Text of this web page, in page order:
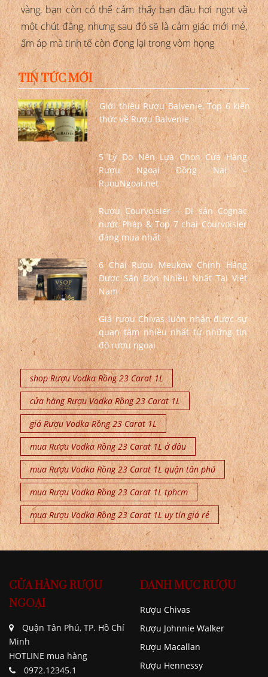
vàng, bạn còn có thể cảm thấy ban đầu hơi ngọt và
một chút đắng, nhưng sau đó sẽ là cảm giác mới mẻ,
ấm áp mà tinh tế còn đọng lại trong vòm họng
TIN TỨC MỚI
Giới thiệu Rượu Balvenie, Top 6 kiến
thức về Rượu Balvenie
5 Lý Do Nên Lựa Chọn Cửa Hàng
Rượu Ngoại Đồng Nai –
RuouNgoai.net
Rượu Courvoisier – Di sản Cognac
nước Pháp & Top 7 chai Courvoisier
đáng mua nhất
6 Chai Rượu Meukow Chính Hãng
Được Săn Đón Nhiều Nhất Tại Việt
Nam
Giá rượu Chivas luôn nhận được sự
quan tâm nhiều nhất từ những tín
đồ rượu ngoại
shop Rượu Vodka Rồng 23 Carat 1L
cửa hàng Rượu Vodka Rồng 23 Carat 1L
giá Rượu Vodka Rồng 23 Carat 1L
mua Rượu Vodka Rồng 23 Carat 1L ở đâu
mua Rượu Vodka Rồng 23 Carat 1L quận tân phú
mua Rượu Vodka Rồng 23 Carat 1L tphcm
mua Rượu Vodka Rồng 23 Carat 1L uy tín giá rẻ
CỬA HÀNG RƯỢU
NGOẠI
Quận Tân Phú, TP. Hồ Chí
Minh
HOTLINE mua hàng
0972.12345.1
DANH MỤC RƯỢU
Rượu Chivas
Rượu Johnnie Walker
Rượu Macallan
Rượu Hennessy